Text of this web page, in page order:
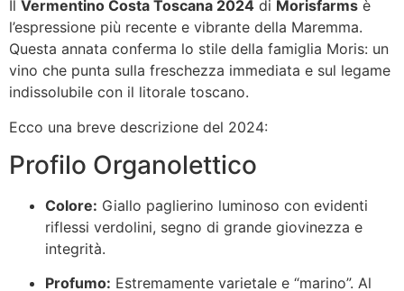
Il Vermentino Costa Toscana 2024 di Morisfarms è
l’espressione più recente e vibrante della Maremma.
Questa annata conferma lo stile della famiglia Moris: un
vino che punta sulla freschezza immediata e sul legame
indissolubile con il litorale toscano.
Ecco una breve descrizione del 2024:
Profilo Organolettico
Colore: Giallo paglierino luminoso con evidenti
riflessi verdolini, segno di grande giovinezza e
integrità.
Profumo: Estremamente varietale e “marino”. Al